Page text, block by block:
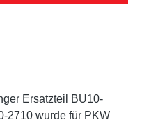
Ersatzteil BU10-
2710 wurde für PKW